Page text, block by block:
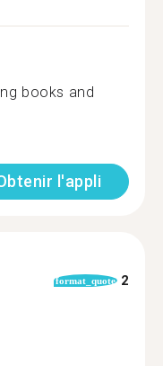
books and
l'appli
format_quote 2